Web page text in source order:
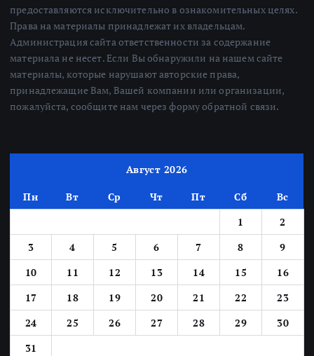
предоставляются исключительно в ознакомительных целях.
Права на материалы принадлежат их владельцам.
Администрация сайта ответственности за содержание
материала не несет. Если Вы обнаружили на нашем сайте
материалы, которые нарушают авторские права,
принадлежащие Вам, Вашей компании или организации,
пожалуйста, сообщите нам через форму обратной связи.
Август 2026
Пн Вт Ср Чт Пт Сб
Вс
1
2
3
4 5 6 7 8
9
10
11 12 13 14 15
16
17
18 19 20 21 22
23
24
25 26 27 28 29
30
31